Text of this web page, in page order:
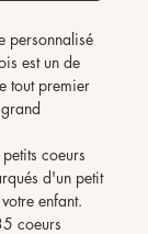
personnalisé
est un de
tout premier
coeurs
d'un petit
enfant.
coeurs